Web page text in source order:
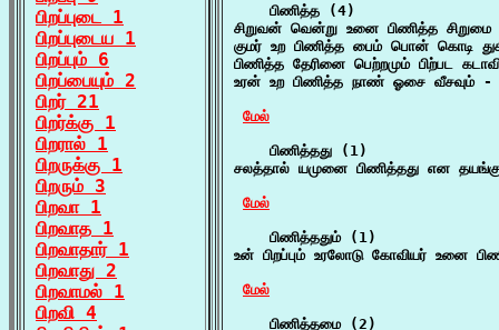
பிறப்புடை 1
பிறப்புடைய 1
பிறப்பும் 6
பிறப்பையும் 2
பிறர் 21
பிறர்க்கு 1
பிறரால் 1
பிறருக்கு 1
பிறரும் 3
பிறவா 1
பிறவாத 1
பிறவாதார் 1
பிறவாது 2
பிறவாமல் 1
பிறவி 4
    பிணித்த (4)
சிறுவன் வென்று உனை பிணித்த
குமர் உற பிணித்த பைம் பொன் கொடி
பிணித்த தேரினை பெற்றமும் பிற்பட
உரன் உற பிணித்த நாண் ஓசை வீசவும் -
மேல்
    பிணித்தது (1)
சலத்தால் யமுனை பிணித்தது என
மேல்
    பிணித்ததும் (1)
உன் பிறப்பும் உரலோடு கோவியர் உனை
மேல்
    பிணித்தமை (2)